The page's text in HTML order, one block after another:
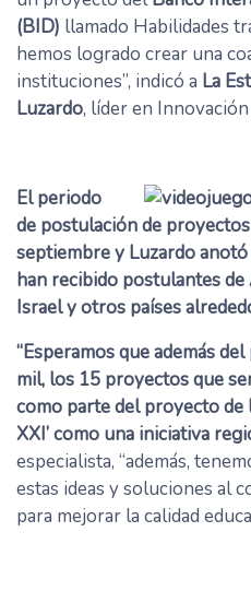
(BID) llamado Habilidades
hemos logrado crear una
instituciones”, indicó a La
Luzardo, líder en
El periodo
de postulación de
septiembre y Luzardo
han recibido postulantes
Israel y otros países
“Esperamos que además
mil, los 15 proyectos que
como parte del proyecto de
XXI’ como una iniciativa
especialista, “además,
estas ideas y soluciones al
para mejorar la calidad